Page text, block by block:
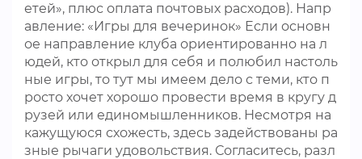
етей», плюс оплата почтовых расходов). Напр
авление: «Игры для вечеринок» Если основн
ое направление клуба ориентированно на л
юдей, кто открыл для себя и полюбил настоль
ные игры, то тут мы имеем дело с теми, кто п
росто хочет хорошо провести время в кругу д
рузей или единомышленников. Несмотря на
кажущуюся схожесть, здесь задействованы ра
зные рычаги удовольствия. Согласитесь, разл